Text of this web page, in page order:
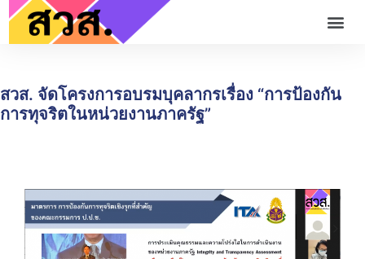
สวส. จัดโครงการอบรมบุคลากรเรื่อง “การป้องกัน
การทุจริตในหน่วยงานภาครัฐ”